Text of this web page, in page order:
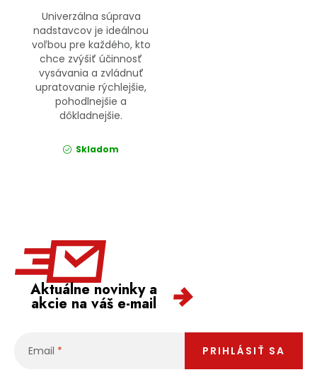
Univerzálna súprava
nadstavcov je ideálnou
voľbou pre každého, kto
chce zvýšiť účinnosť
vysávania a zvládnuť
upratovanie rýchlejšie,
pohodlnejšie a
dôkladnejšie.
Skladom
Aktuálne novinky a
akcie na váš e-mail
Email PRIHLÁSIŤ SA